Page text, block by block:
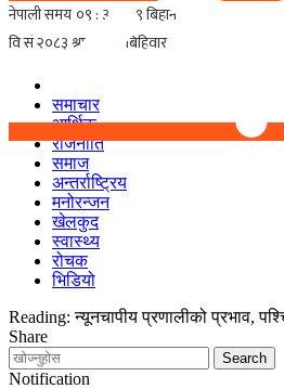
समाचार
आर्थिक
राजनीति
समाज
अन्तर्राष्ट्रिय
मनोरन्जन
खेलकुद
स्वास्थ्य
रोचक
भिडियो
Reading: न्यूनचापीय प्रणालीको प्रभाव,
Share
Notification